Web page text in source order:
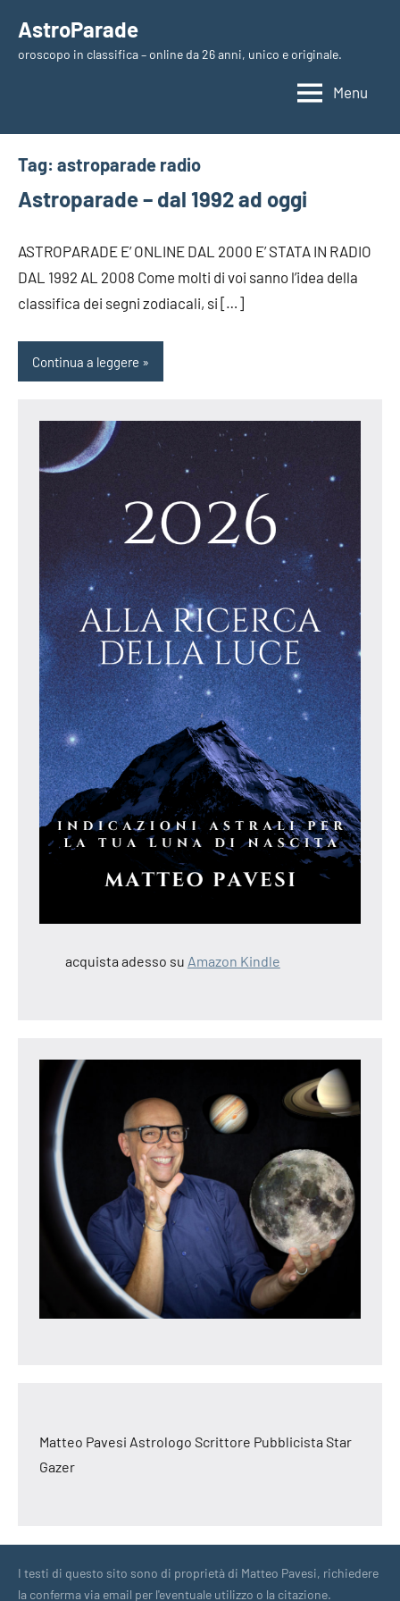
contenuto
AstroParade
oroscopo in classifica – online da 26 anni, unico e originale.
Menu
Tag: astroparade radio
Astroparade – dal 1992 ad oggi
ASTROPARADE E’ ONLINE DAL 2000 E’ STATA IN RADIO
DAL 1992 AL 2008 Come molti di voi sanno l’idea della
classifica dei segni zodiacali, si […]
Continua a leggere
acquista adesso su Amazon Kindle
Matteo Pavesi Astrologo Scrittore Pubblicista Star
Gazer
I testi di questo sito sono di proprietà di Matteo Pavesi, richiedere
la conferma via email per l'eventuale utilizzo o la citazione.